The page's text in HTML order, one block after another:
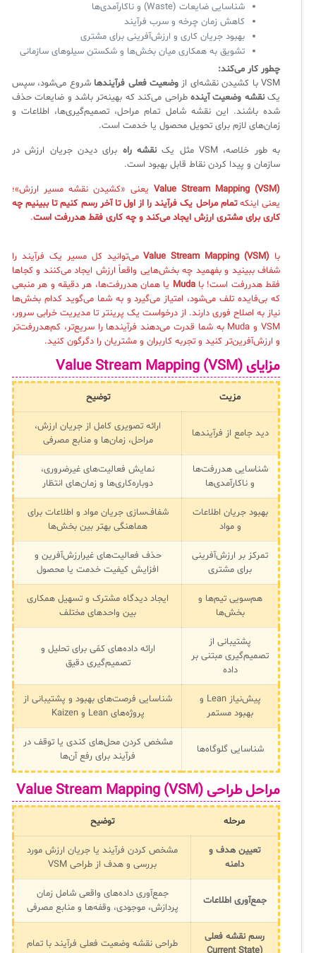
شناسایی ضایعات (Waste) و ناکارآمدی‌ها
کاهش زمان چرخه و سرب فرآیند
بهبود جریان کاری و ارزش‌آفرینی برای مشتری
تشویق به همکاری میان بخش‌ها و شکستن سیلوهای سازمانی
چطور کار می‌کند:
VSM با کشیدن نقشه‌ای از
وضعیت فعلی فرآیندها شروع می‌شود، سپس
یکنقشه وضعیت آینده طراحی می‌کند که بهینه‌تر باشد و ضایعات حذف
شده باشند. این نقشه شامل تمام مراحل، تصمیم‌گیری‌ها، اطلاعات و
زمان‌های لازم برای تحویل محصول یا خدمت است.
به طور خلاصه، VSM مثل یک
نقشه راه برای دیدن جریان ارزش در
سازمان و پیدا کردن نقاط قابل بهبود است.
Value Stream Mapping (VSM) یعنی «کشیدن نقشه مسیر ارزش»؛
یعنی اینکهتمام مراحل یک فرآیند را از اول تا آخر رسم کنیم تا ببینیم چه
کاری برای مشتری ارزش ایجاد می‌کند و چه کاری فقط هدررفت است.
با Value Stream Mapping (VSM)می‌توانید کل مسیر یک فرآیند را
شفاف ببینید و بفهمید چه بخش‌هایی واقعاً ارزش ایجاد می‌کنند و کجاها
فقط هدررفت است! باMuda یا همان هدررفت‌ها، هر دقیقه و هر منبعی
که بی‌فایده تلف می‌شود، امتیاز می‌گیرد و به شما می‌گوید کدام بخش‌ها
نیاز به اصلاح فوری دارند. از درخواست یک پرینتر تا مدیریت خرابی سرور،
VSM و Muda به شما قدرت می‌دهند فرآیندها را سریع‌تر، کم‌هدررفت‌تر
و ارزش‌آفرین‌تر کنید و تجربه کاربران و مشتریان را دگرگون کنید.
مزایای Value Stream Mapping (VSM)
مزیت توضیح
دید جامع از فرآیندها
ارائه تصویری کامل از جریان ارزش،
مراحل، زمان‌ها و منابع مصرفی
شناسایی هدررفت‌ها
و ناکارآمدی‌ها
نمایش فعالیت‌های غیرضروری،
دوباره‌کاری‌ها و زمان‌های انتظار
بهبود جریان اطلاعات
و مواد
شفاف‌سازی جریان مواد و اطلاعات برای
هماهنگی بهتر بین بخش‌ها
تمرکز بر ارزش‌آفرینی
برای مشتری
حذف فعالیت‌های غیرارزش‌آفرین و
افزایش کیفیت خدمت یا محصول
هم‌سویی تیم‌ها و
بخش‌ها
ایجاد دیدگاه مشترک و تسهیل همکاری
بین واحدهای مختلف
پشتیبانی از
تصمیم‌گیری مبتنی بر
داده
ارائه داده‌های کمّی برای تحلیل و
تصمیم‌گیری دقیق
پیش‌نیاز Lean و
بهبود مستمر
شناسایی فرصت‌های بهبود و پشتیبانی از
پروژه‌های Lean و Kaizen
شناسایی گلوگاه‌ها
مشخص کردن محل‌های کندی یا توقف در
فرآیند برای رفع آن‌ها
مراحل طراحی Value Stream Mapping (VSM)
مرحله توضیح
تعیین هدف و
دامنه
مشخص کردن فرآیند یا جریان ارزش مورد
بررسی و هدف از طراحی VSM
جمع‌آوری اطلاعات
جمع‌آوری داده‌های واقعی شامل زمان
پردازش، موجودی، وقفه‌ها و منابع مصرفی
رسم نقشه فعلی
طراحی نقشه وضعیت فعلی فرآیند با تمام